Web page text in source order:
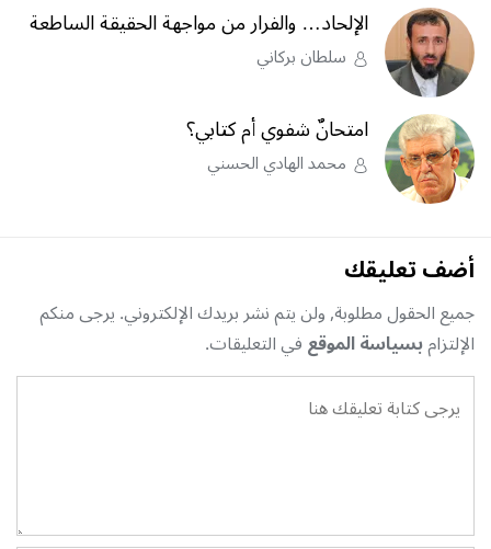
الإلحاد… والفرار من مواجهة الحقيقة الساطعة
سلطان بركاني
امتحانٌ شفوي أم كتابي؟
محمد الهادي الحسني
أضف تعليقك
جميع الحقول مطلوبة, ولن يتم نشر بريدك الإلكتروني. يرجى منكم
الإلتزامبسياسة الموقعفي التعليقات.